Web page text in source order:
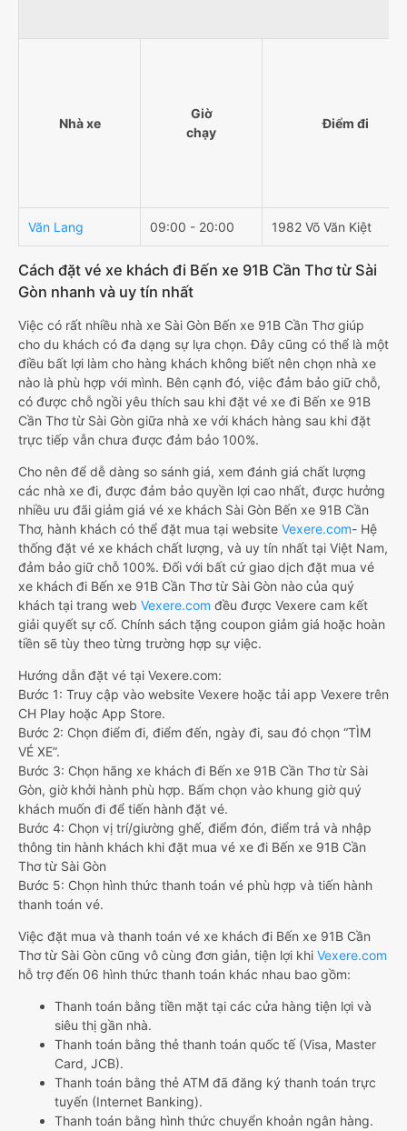
Nhà xe
Giờ
chạy
Điểm đi
Văn Lang 09:00 - 20:00 1982 Võ Văn Kiệt
Cách đặt vé xe khách đi Bến xe 91B Cần Thơ từ Sài
Gòn nhanh và uy tín nhất
Việc có rất nhiều nhà xe Sài Gòn Bến xe 91B Cần Thơ giúp
cho du khách có đa dạng sự lựa chọn. Đây cũng có thể là một
điều bất lợi làm cho hàng khách không biết nên chọn nhà xe
nào là phù hợp với mình. Bên cạnh đó, việc đảm bảo giữ chỗ,
có được chỗ ngồi yêu thích sau khi đặt vé xe đi Bến xe 91B
Cần Thơ từ Sài Gòn giữa nhà xe với khách hàng sau khi đặt
trực tiếp vẫn chưa được đảm bảo 100%.
Cho nên để dễ dàng so sánh giá, xem đánh giá chất lượng
các nhà xe đi, được đảm bảo quyền lợi cao nhất, được hưởng
nhiều ưu đãi giảm giá vé xe khách Sài Gòn Bến xe 91B Cần
Thơ, hành khách có thể đặt mua tại website Vexere.com- Hệ
thống đặt vé xe khách chất lượng, và uy tín nhất tại Việt Nam,
đảm bảo giữ chỗ 100%. Đối với bất cứ giao dịch đặt mua vé
xe khách đi Bến xe 91B Cần Thơ từ Sài Gòn nào của quý
khách tại trang web Vexere.com đều được Vexere cam kết
giải quyết sự cố. Chính sách tặng coupon giảm giá hoặc hoàn
tiền sẽ tùy theo từng trường hợp sự việc.
Hướng dẫn đặt vé tại Vexere.com:
Bước 1: Truy cập vào website Vexere hoặc tải app Vexere trên
CH Play hoặc App Store.
Bước 2: Chọn điểm đi, điểm đến, ngày đi, sau đó chọn “TÌM
VÉ XE”.
Bước 3: Chọn hãng xe khách đi Bến xe 91B Cần Thơ từ Sài
Gòn, giờ khởi hành phù hợp. Bấm chọn vào khung giờ quý
khách muốn đi để tiến hành đặt vé.
Bước 4: Chọn vị trí/giường ghế, điểm đón, điểm trả và nhập
thông tin hành khách khi đặt mua vé xe đi Bến xe 91B Cần
Thơ từ Sài Gòn
Bước 5: Chọn hình thức thanh toán vé phù hợp và tiến hành
thanh toán vé.
Việc đặt mua và thanh toán vé xe khách đi Bến xe 91B Cần
Thơ từ Sài Gòn cũng vô cùng đơn giản, tiện lợi khi Vexere.com
hỗ trợ đến 06 hình thức thanh toán khác nhau bao gồm:
Thanh toán bằng tiền mặt tại các cửa hàng tiện lợi và
siêu thị gần nhà.
Thanh toán bằng thẻ thanh toán quốc tế (Visa, Master
Card, JCB).
Thanh toán bằng thẻ ATM đã đăng ký thanh toán trực
tuyến (Internet Banking).
Thanh toán bằng hình thức chuyển khoản ngân hàng.